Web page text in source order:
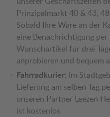
Prinzipalmarkt 40 & 43,
Sobald Ihre Ware an der
eine Benachrichtigung
Wunschartikel für drei
anprobieren und bequem
Fahrradkurier: Im
Lieferung am selben Tag
unseren Partner Leezen
ist kostenlos